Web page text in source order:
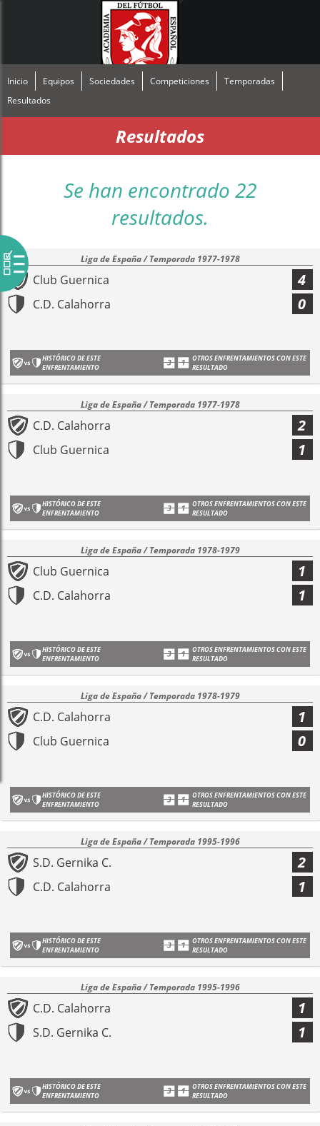
Inicio Equipos Sociedades Competiciones
Temporadas
Resultados
Resultados
Se han encontrado 22
resultados.
Liga de España / Temporada 1977-1978
Club Guernica 4
C.D. Calahorra 0
HISTÓRICO DE ESTE
ENFRENTAMIENTO
OTROS ENFRENTAMIENTOS CON ESTE
RESULTADO
Liga de España / Temporada 1977-1978
C.D. Calahorra 2
Club Guernica 1
HISTÓRICO DE ESTE
ENFRENTAMIENTO
OTROS ENFRENTAMIENTOS CON ESTE
RESULTADO
Liga de España / Temporada 1978-1979
Club Guernica 1
C.D. Calahorra 1
HISTÓRICO DE ESTE
ENFRENTAMIENTO
OTROS ENFRENTAMIENTOS CON ESTE
RESULTADO
Liga de España / Temporada 1978-1979
C.D. Calahorra 1
Club Guernica 0
HISTÓRICO DE ESTE
ENFRENTAMIENTO
OTROS ENFRENTAMIENTOS CON ESTE
RESULTADO
Liga de España / Temporada 1995-1996
S.D. Gernika C. 2
C.D. Calahorra 1
HISTÓRICO DE ESTE
ENFRENTAMIENTO
OTROS ENFRENTAMIENTOS CON ESTE
RESULTADO
Liga de España / Temporada 1995-1996
C.D. Calahorra 1
S.D. Gernika C. 1
HISTÓRICO DE ESTE
ENFRENTAMIENTO
OTROS ENFRENTAMIENTOS CON ESTE
RESULTADO